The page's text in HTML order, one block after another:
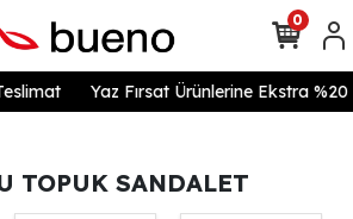
Yaz Fırsat Ürünlerine Ekstra %20
0
TOPUK SANDALET